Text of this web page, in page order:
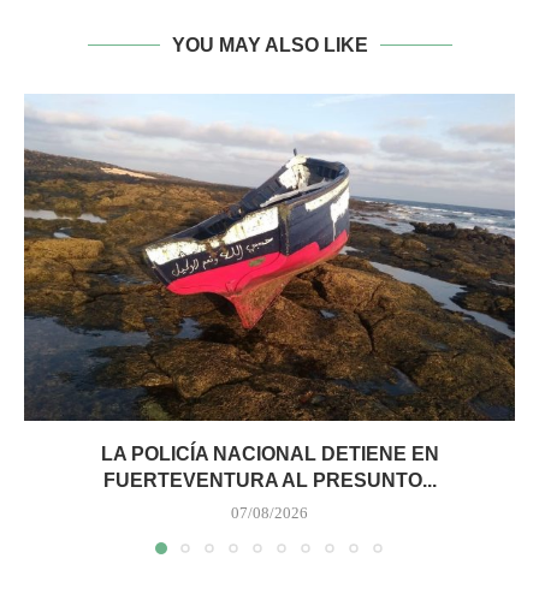
YOU MAY ALSO LIKE
LA POLICÍA NACIONAL DETIENE EN
FUERTEVENTURA AL PRESUNTO...
07/08/2026